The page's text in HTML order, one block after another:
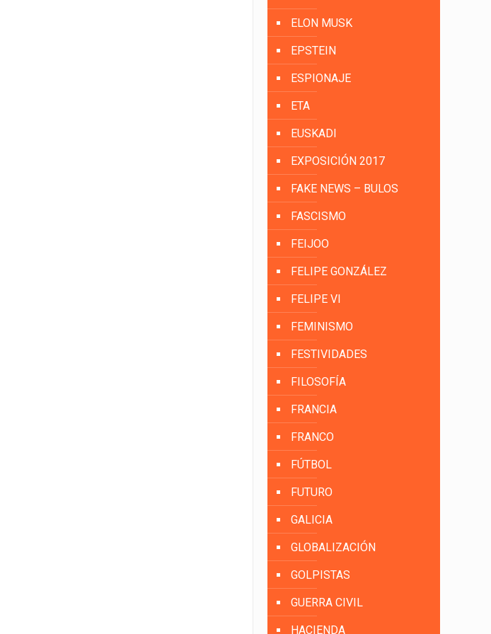
ELON MUSK
EPSTEIN
ESPIONAJE
ETA
EUSKADI
EXPOSICIÓN 2017
FAKE NEWS – BULOS
FASCISMO
FEIJOO
FELIPE GONZÁLEZ
FELIPE VI
FEMINISMO
FESTIVIDADES
FILOSOFÍA
FRANCIA
FRANCO
FÚTBOL
FUTURO
GALICIA
GLOBALIZACIÓN
GOLPISTAS
GUERRA CIVIL
HACIENDA